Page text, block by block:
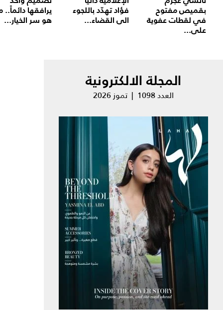
بقميص مفتوح
في لقطات عفوية
على...
فؤاد تهدّد باللجوء
الى القضاء...
يرافقها دائماً..
هو سر الخيار...
المجلة الالكترونية
العدد 1098 | تموز 2026